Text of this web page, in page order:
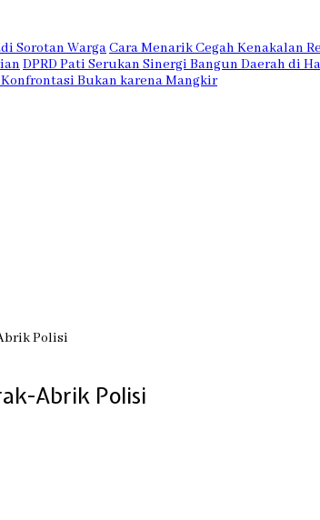
Sorotan WargaCara Menarik Cegah Kenakalan
DPRD Pati Serukan Sinergi Bangun Daerah di
Bukan karena Mangkir
Polisi
Abrik Polisi